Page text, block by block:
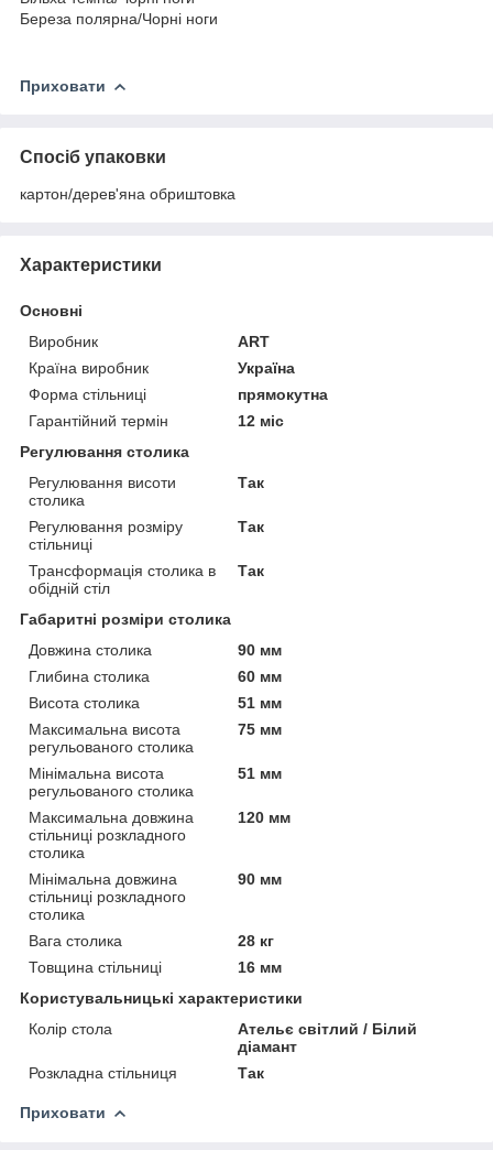
Береза полярна/Чорні ноги
Приховати
Спосіб упаковки
картон/дерев'яна обриштовка
Характеристики
Основні
Виробник
ART
Країна виробник
Україна
Форма стільниці
прямокутна
Гарантійний термін
12 міс
Регулювання столика
Регулювання висоти
столика
Так
Регулювання розміру
стільниці
Так
Трансформація столика в
обідній стіл
Так
Габаритні розміри столика
Довжина столика
90 мм
Глибина столика
60 мм
Висота столика
51 мм
Максимальна висота
регульованого столика
75 мм
Мінімальна висота
регульованого столика
51 мм
Максимальна довжина
стільниці розкладного
столика
120 мм
Мінімальна довжина
стільниці розкладного
столика
90 мм
Вага столика
28 кг
Товщина стільниці
16 мм
Користувальницькі характеристики
Колір стола
Ательє світлий / Білий
діамант
Розкладна стільниця
Так
Приховати